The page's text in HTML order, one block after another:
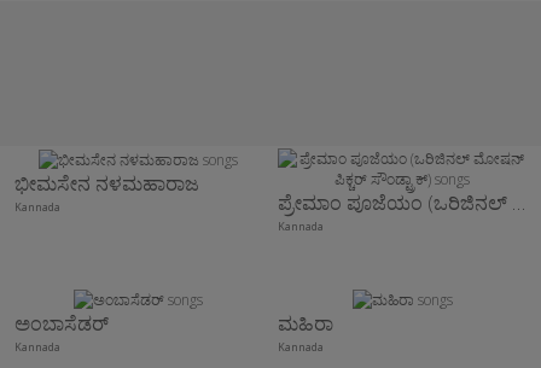
ಭೀಮಸೇನ ನಳಮಹಾರಾಜ
Kannada ಪ್ರೇಮಾಂ ಪೂಜೆಯಂ (ಒರಿಜಿನಲ್ ಮೋಷನ್ ಪಿಕ್ಚರ್ ಸೌಂಡ್ಟ್ರಾಕ್)
Kannada
ಅಂಬಾಸೆಡರ್
Kannada
ಮಹಿರಾ
Kannada